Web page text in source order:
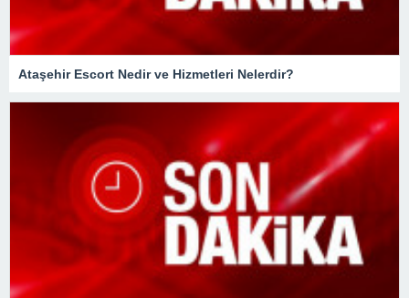
Ataşehir Escort Nedir ve Hizmetleri Nelerdir?